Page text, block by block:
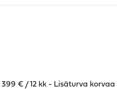
€ / 12 kk - Lisäturva